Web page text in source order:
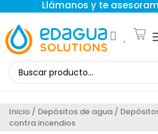
Llámanos y te
Inicio / Depósitos de agua /
contra incendios